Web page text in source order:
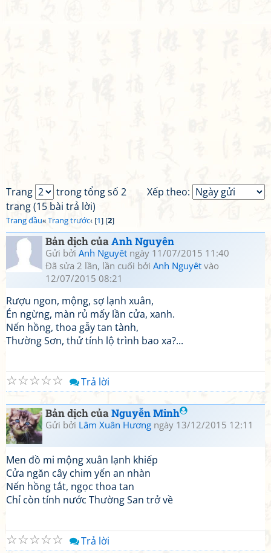
Xếp theo:
Trang
trong tổng số 2
trang (15 bài trả lời)
Trang đầu«Trang trước‹ [1] [2]
Bản dịch củaAnh Nguyên
Gửi bởi Anh Nguyêt ngày 11/07/2015 11:40
Đã sửa 2 lần, lần cuối bởi Anh Nguyêt vào
12/07/2015 08:21
Rượu ngon, mộng, sợ lạnh xuân,
Én ngừng, màn rủ mấy lần cửa, xanh.
Nến hồng, thoa gẫy tan tành,
Thường Sơn, thử tính lộ trình bao xa?...
☆
☆
☆
☆
☆ Trả lời
Bản dịch củaNguyễn Minh
Gửi bởi Lâm Xuân Hương ngày 13/12/2015 12:11
Men đồ mi mộng xuân lạnh khiếp
Cửa ngăn cây chim yến an nhàn
Nến hồng tắt, ngọc thoa tan
Chỉ còn tính nước Thường San trở về
☆
☆
☆
☆
☆ Trả lời